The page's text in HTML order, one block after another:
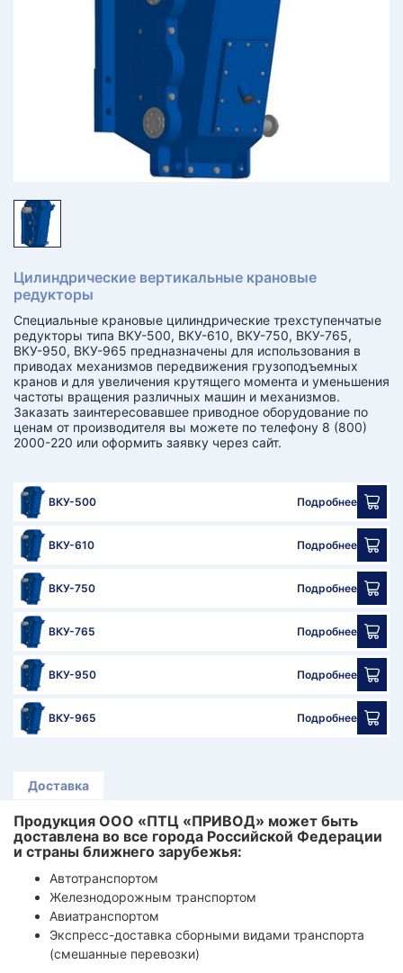
Цилиндрические вертикальные крановые
редукторы
Специальные крановые цилиндрические трехступенчатые
редукторы типа ВКУ-500, ВКУ-610, ВКУ-750, ВКУ-765,
ВКУ-950, ВКУ-965 предназначены для использования в
приводах механизмов передвижения грузоподъемных
кранов и для увеличения крутящего момента и уменьшения
частоты вращения различных машин и механизмов.
Заказать заинтересовавшее приводное оборудование по
ценам от производителя вы можете по телефону 8 (800)
2000-220 или оформить заявку через сайт.
ВКУ-500 Подробнее
ВКУ-610 Подробнее
ВКУ-750 Подробнее
ВКУ-765 Подробнее
ВКУ-950 Подробнее
ВКУ-965 Подробнее
Доставка
Продукция ООО «ПТЦ «ПРИВОД» может быть
доставлена во все города Российской Федерации
и страны ближнего зарубежья:
Автотранспортом
Железнодорожным транспортом
Авиатранспортом
Экспресс-доставка сборными видами транспорта
(смешанные перевозки)